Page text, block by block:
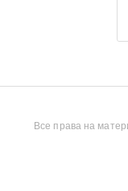
Все права на